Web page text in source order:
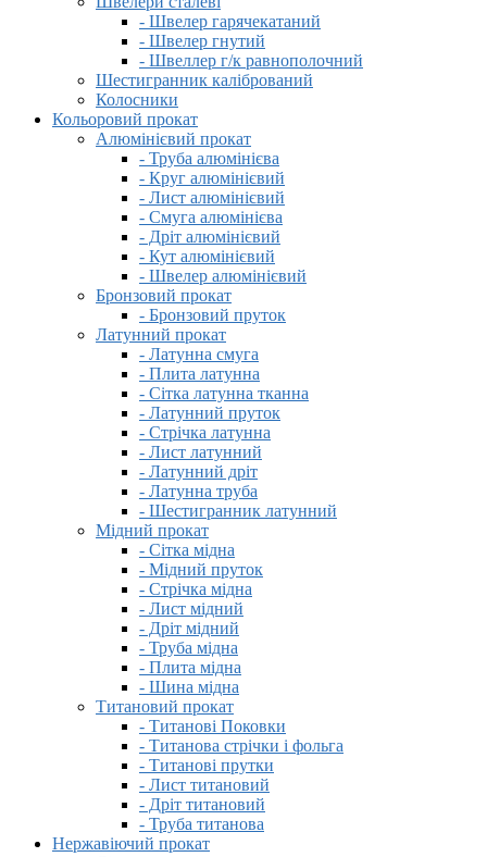
- Швелер гарячекатаний
- Швелер гнутий
- Швеллер г/к равнополочний
Шестигранник калібрований
Колосники
Кольоровий прокат
Алюмінієвий прокат
- Труба алюмінієва
- Круг алюмінієвий
- Лист алюмінієвий
- Смуга алюмінієва
- Дріт алюмінієвий
- Кут алюмінієвий
- Швелер алюмінієвий
Бронзовий прокат
- Бронзовий пруток
Латунний прокат
- Латунна смуга
- Плита латунна
- Сітка латунна тканна
- Латунний пруток
- Стрічка латунна
- Лист латунний
- Латунний дріт
- Латунна труба
- Шестигранник латунний
Мідний прокат
- Сітка мідна
- Мідний пруток
- Стрічка мідна
- Лист мідний
- Дріт мідний
- Труба мідна
- Плита мідна
- Шина мідна
Титановий прокат
- Титанові Поковки
- Титанова стрічки і фольга
- Титанові прутки
- Лист титановий
- Дріт титановий
- Труба титанова
Нержавіючий прокат